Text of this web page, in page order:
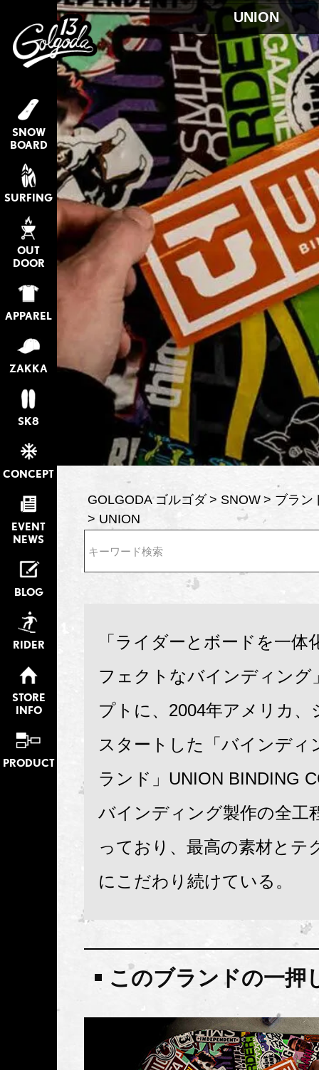
SNOW
BOARD
SURFING
OUT
DOOR
APPAREL
ZAKKA
SK8
CONCEPT
EVENT
NEWS
BLOG
RIDER
STORE
INFO
PRODUCT
UNION
GOLGODA ゴルゴダ SNOW
ブラン
UNION
「ライダーとボードを一体
フェクトなバインディング
プトに、2004年アメリカ、
スタートした「バインディ
ランド」UNION BINDING
バインディング製作の全工
っており、最高の素材とテ
にこだわり続けている。
このブランドの一押